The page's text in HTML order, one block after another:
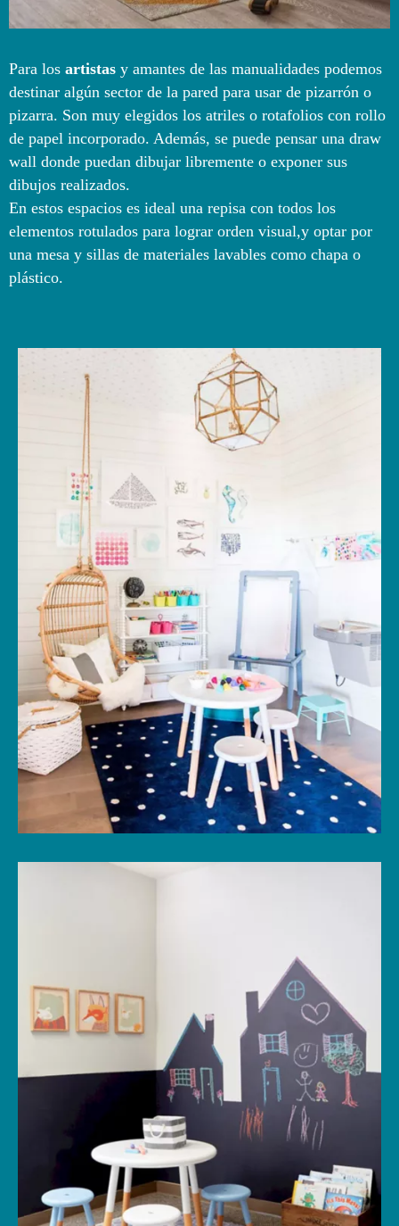
Para los artistas y amantes de las manualidades podemos
destinar algún sector de la pared para usar de pizarrón o
pizarra. Son muy elegidos los atriles o rotafolios con rollo
de papel incorporado. Además, se puede pensar una draw
wall donde puedan dibujar libremente o exponer sus
dibujos realizados.
En estos espacios es ideal una repisa con todos los
elementos rotulados para lograr orden visual,y optar por
una mesa y sillas de materiales lavables como chapa o
plástico.